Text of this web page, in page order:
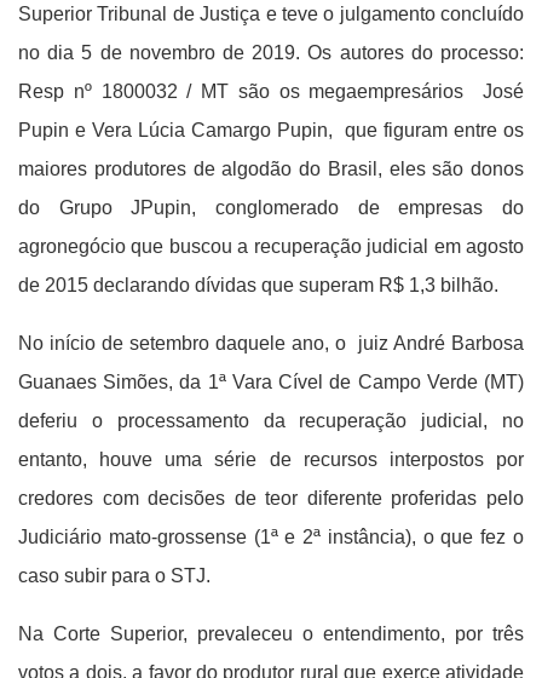
Superior Tribunal de Justiça e teve o julgamento concluído
no dia 5 de novembro de 2019. Os autores do processo:
Resp nº 1800032 / MT são os megaempresários José
Pupin e Vera Lúcia Camargo Pupin, que figuram entre os
maiores produtores de algodão do Brasil, eles são donos
do Grupo JPupin, conglomerado de empresas do
agronegócio que buscou a recuperação judicial em agosto
de 2015 declarando dívidas que superam R$ 1,3 bilhão.
No início de setembro daquele ano, o juiz André Barbosa
Guanaes Simões, da 1ª Vara Cível de Campo Verde (MT)
deferiu o processamento da recuperação judicial, no
entanto, houve uma série de recursos interpostos por
credores com decisões de teor diferente proferidas pelo
Judiciário mato-grossense (1ª e 2ª instância), o que fez o
caso subir para o STJ.
Na Corte Superior, prevaleceu o entendimento, por três
votos a dois, a favor do produtor rural que exerce atividade